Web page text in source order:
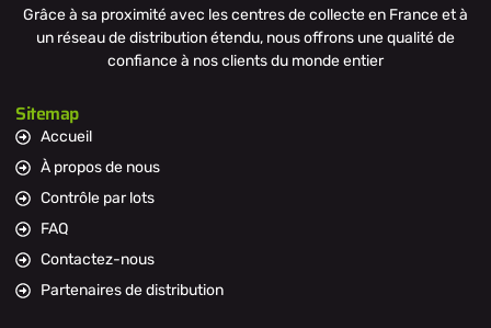
Grâce à sa proximité avec les centres de collecte en France et à
un réseau de distribution étendu, nous offrons une qualité de
confiance à nos clients du monde entier
Sitemap
Accueil
À propos de nous
Contrôle par lots
FAQ
Contactez-nous
Partenaires de distribution